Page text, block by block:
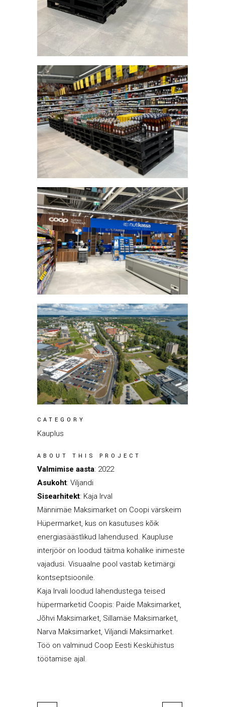
CATEGORY
Kauplus
ABOUT THIS PROJECT
Valmimise aasta: 2022
Asukoht: Viljandi
Sisearhitekt: Kaja Irval
Männimäe Maksimarket on Coopi värskeim
Hüpermarket, kus on kasutuses kõik
energiasäästlikud lahendused. Kaupluse
interjöör on loodud täitma kohalike inimeste
vajadusi. Visuaalne pool vastab ketimärgi
kontseptsioonile.
Kaja Irvali loodud lahendustega teised
hüpermarketid Coopis: Paide Maksimarket,
Jõhvi Maksimarket, Sillamäe Maksimarket,
Narva Maksimarket, Viljandi Maksimarket.
Töö on valminud Coop Eesti Keskühistus
töötamise ajal.